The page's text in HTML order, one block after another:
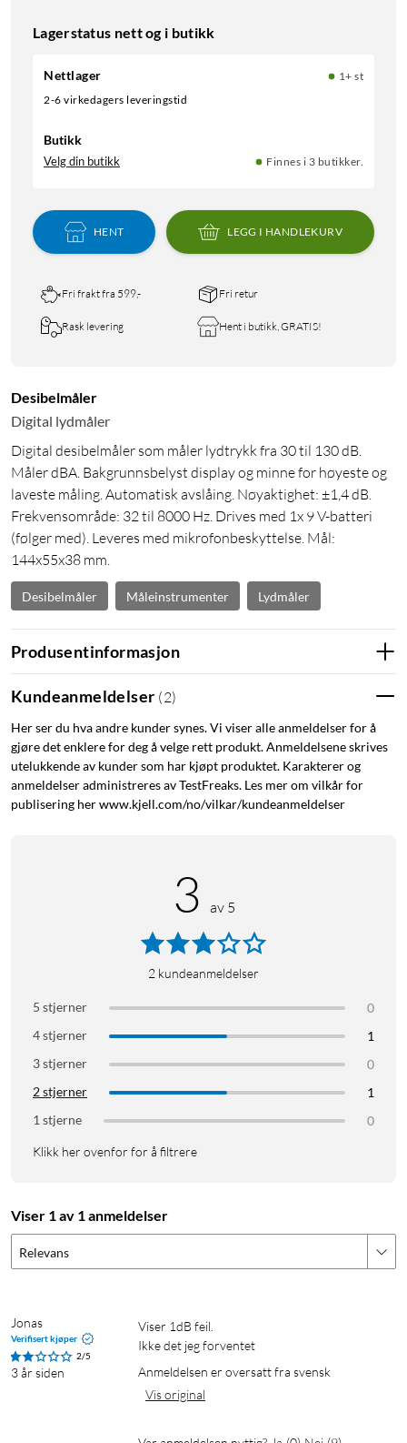
Lagerstatus nett og i butikk
Nettlager
1+ st
2-6 virkedagers leveringstid
Butikk
Velg din butikk Finnes i 3 butikker.
HENT LEGG I HANDLEKURV
Fri frakt fra 599,- Fri retur
Rask levering Hent i butikk, GRATIS!
Desibelmåler
Digital lydmåler
Digital desibelmåler som måler lydtrykk fra 30 til 130 dB.
Måler dBA. Bakgrunnsbelyst display og minne for høyeste og
laveste måling. Automatisk avslåing. Nøyaktighet: ±1,4 dB.
Frekvensområde: 32 til 8000 Hz. Drives med 1x 9 V-batteri
(følger med). Leveres med mikrofonbeskyttelse. Mål:
144x55x38 mm.
Desibelmåler Måleinstrumenter Lydmåler
Produsentinformasjon
Kundeanmeldelser (2)
Her ser du hva andre kunder synes. Vi viser alle anmeldelser for å
gjøre det enklere for deg å velge rett produkt. Anmeldelsene skrives
utelukkende av kunder som har kjøpt produktet. Karakterer og
anmeldelser administreres av TestFreaks. Les mer om vilkår for
publisering her www.kjell.com/no/vilkar/kundeanmeldelser
3 av 5
2 kundeanmeldelser
5 stjerner
0
4 stjerner
1
3 stjerner
0
2 stjerner
1
1 stjerne
0
Klikk her ovenfor for å filtrere
Viser 1 av 1 anmeldelser
Relevans
Jonas
Verifisert kjøper
2/5
3 år siden
Viser 1dB feil.
Ikke det jeg forventet
Anmeldelsen er oversatt fra svensk
Vis original